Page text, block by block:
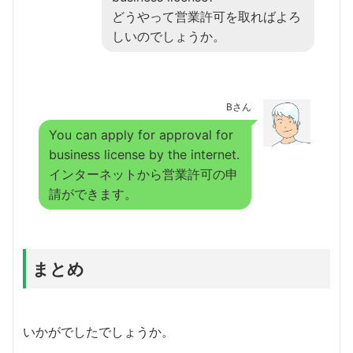
どうやって営業許可を取ればよろ
しいのでしょうか。
Bさん
You can apply for approval for
business license by the internet.
インターネットから営業許可の申
請ができます。
まとめ
いかがでしたでしょうか。